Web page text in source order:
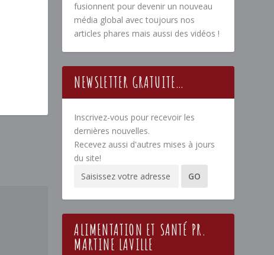
fusionnent pour devenir un nouveau
média global avec toujours nos
articles phares mais aussi des vidéos !
NEWSLETTER GRATUITE…
Inscrivez-vous pour recevoir les
dernières nouvelles.
Recevez aussi d'autres mises à jours
du site!
ALIMENTATION ET SANTÉ PR.
MARTINE LAVILLE